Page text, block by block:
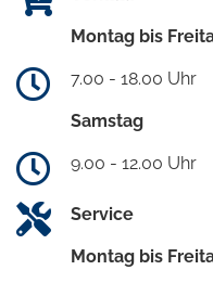
Montag bis
7.00 - 18.00 Uhr
Samstag
9.00 - 12.00 Uhr
Service
Montag bis